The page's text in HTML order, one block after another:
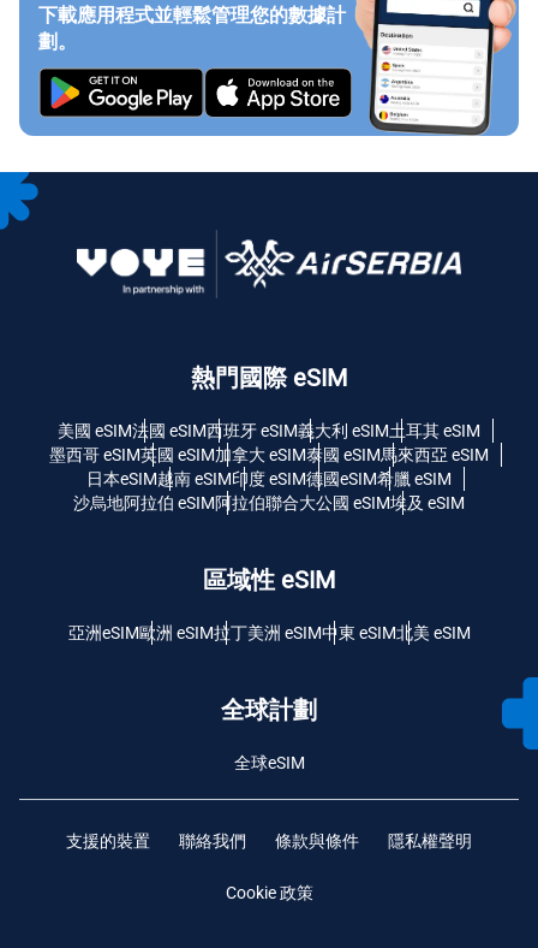
下載應用程式並輕鬆管理您的數據計
劃。
熱門國際 eSIM
美國 eSIM法國 eSIM西班牙 eSIM義大利 eSIM土耳其 eSIM
墨西哥 eSIM英國 eSIM加拿大 eSIM泰國 eSIM馬來西亞 eSIM
日本eSIM越南 eSIM印度 eSIM德國eSIM希臘 eSIM
沙烏地阿拉伯 eSIM阿拉伯聯合大公國 eSIM埃及 eSIM
區域性 eSIM
亞洲eSIM歐洲 eSIM拉丁美洲 eSIM中東 eSIM北美 eSIM
全球計劃
全球eSIM
支援的裝置 聯絡我們 條款與條件 隱私權聲明
Cookie 政策